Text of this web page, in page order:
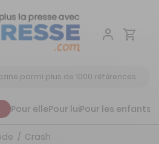
Aller
Pour ellePour luiPour les enfants
Crash